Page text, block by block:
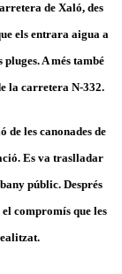
de Xaló, des
els entrara aigua a
A més també
la carretera N-332.
de les canonades de
Es va traslladar
públic. Després
compromís que les